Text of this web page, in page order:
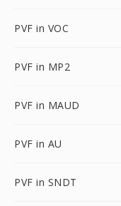
PVF in VOC
PVF in MP2
PVF in MAUD
PVF in AU
PVF in SNDT